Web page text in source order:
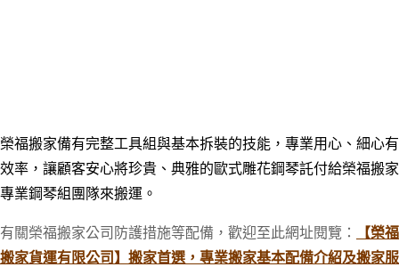
榮福搬家備有完整工具組與基本拆裝的技能，專業用心、細心有
效率，讓顧客安心將珍貴、典雅的歐式雕花鋼琴託付給榮福搬家
專業鋼琴組團隊來搬運。
有關榮福搬家公司防護措施等配備，歡迎至此網址閱覽：
【榮福
搬家貨運有限公司】搬家首選，專業搬家基本配備介紹及搬家服